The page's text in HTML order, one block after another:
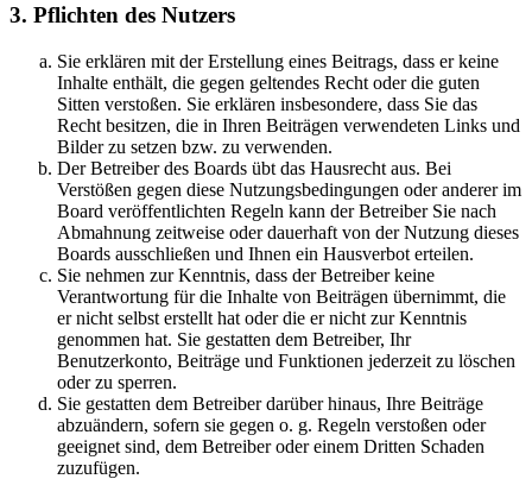
3. Pflichten des Nutzers
Sie erklären mit der Erstellung eines Beitrags, dass er keine
Inhalte enthält, die gegen geltendes Recht oder die guten
Sitten verstoßen. Sie erklären insbesondere, dass Sie das
Recht besitzen, die in Ihren Beiträgen verwendeten Links und
Bilder zu setzen bzw. zu verwenden.
Der Betreiber des Boards übt das Hausrecht aus. Bei
Verstößen gegen diese Nutzungsbedingungen oder anderer im
Board veröffentlichten Regeln kann der Betreiber Sie nach
Abmahnung zeitweise oder dauerhaft von der Nutzung dieses
Boards ausschließen und Ihnen ein Hausverbot erteilen.
Sie nehmen zur Kenntnis, dass der Betreiber keine
Verantwortung für die Inhalte von Beiträgen übernimmt, die
er nicht selbst erstellt hat oder die er nicht zur Kenntnis
genommen hat. Sie gestatten dem Betreiber, Ihr
Benutzerkonto, Beiträge und Funktionen jederzeit zu löschen
oder zu sperren.
Sie gestatten dem Betreiber darüber hinaus, Ihre Beiträge
abzuändern, sofern sie gegen o. g. Regeln verstoßen oder
geeignet sind, dem Betreiber oder einem Dritten Schaden
zuzufügen.